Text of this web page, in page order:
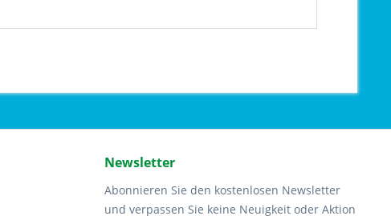
Newsletter
Abonnieren Sie den kostenlosen Newsletter
und verpassen Sie keine Neuigkeit oder Aktion